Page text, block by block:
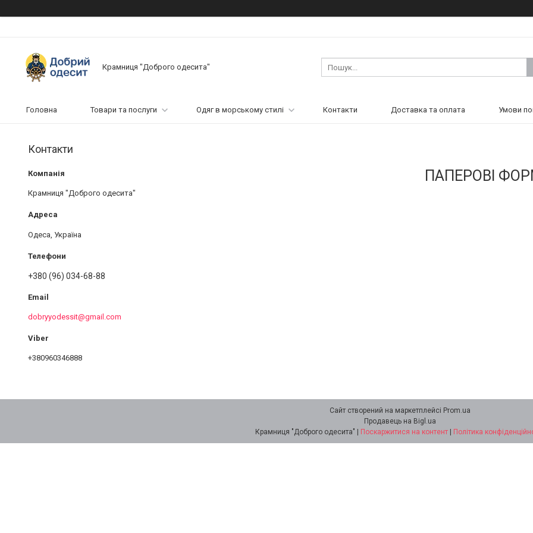
Крамниця "Доброго одесита"
Головна Товари та послуги Одяг в морському стилі Контакти Доставка та оплата Умови
ПАПЕРОВІ
Контакти
Крамниця "Доброго одесита"
Одеса, Україна
+380 (96) 034-68-88
dobryyodessit@gmail.com
+380960346888
Сайт створений на маркетплейсі Prom.ua
Продавець на Bigl.ua
Крамниця "Доброго одесита" | Поскаржитися на контент | Політика